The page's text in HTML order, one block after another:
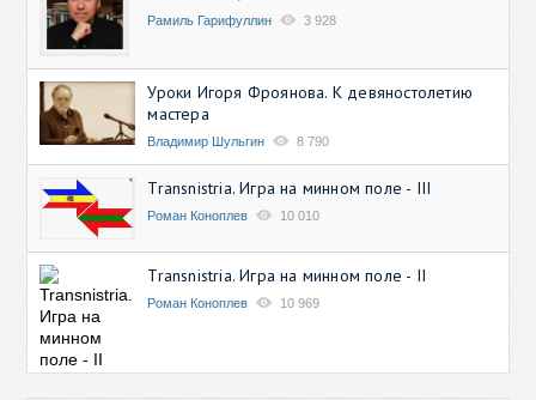
Рамиль Гарифуллин 3 928
Уроки Игоря Фроянова. К девяностолетию
мастера
Владимир Шульгин 8 790
Transnistria. Игра на минном поле - III
Роман Коноплев 10 010
Transnistria. Игра на минном поле - II
Роман Коноплев 10 969